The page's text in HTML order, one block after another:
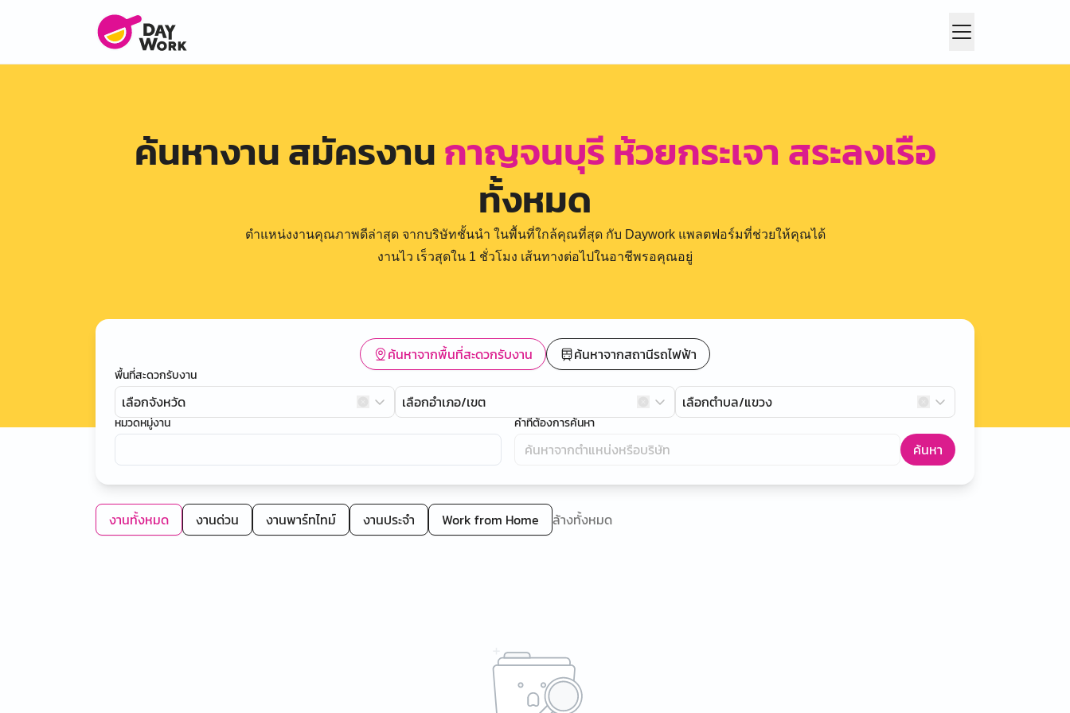
ค้นหางาน สมัครงานกาญจนบุรี ห้วยกระเจา สระลงเรือ
ทั้งหมด
ตำแหน่งงานคุณภาพดีล่าสุด จากบริษัทชั้นนำ ในพื้นที่ใกล้คุณที่สุด กับ Daywork แพลตฟอร์มที่ช่วยให้คุณได้
งานไว เร็วสุดใน 1 ชั่วโมง เส้นทางต่อไปในอาชีพรอคุณอยู่
ค้นหาจากพื้นที่สะดวกรับงาน ค้นหาจากสถานีรถไฟฟ้า
พื้นที่สะดวกรับงาน
เลือกจังหวัด เลือกอำเภอ/เขต เลือกตำบล/แขวง
หมวดหมู่งาน คำที่ต้องการค้นหา
ค้นหา
งานทั้งหมด งานด่วน งานพาร์ทไทม์ งานประจำ Work from Home ล้างทั้งหมด